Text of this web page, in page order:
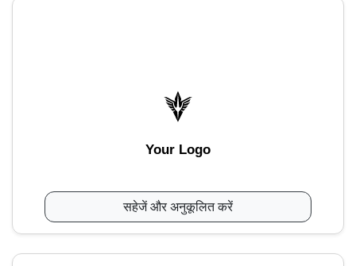
Your Logo
सहेजें और अनुकूलित करें